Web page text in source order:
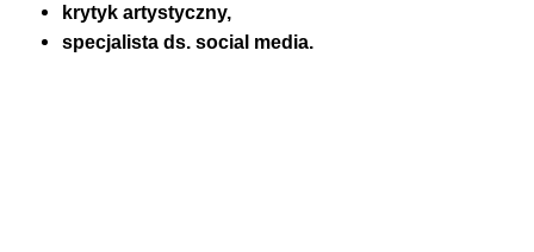
krytyk artystyczny,
specjalista ds. social media.